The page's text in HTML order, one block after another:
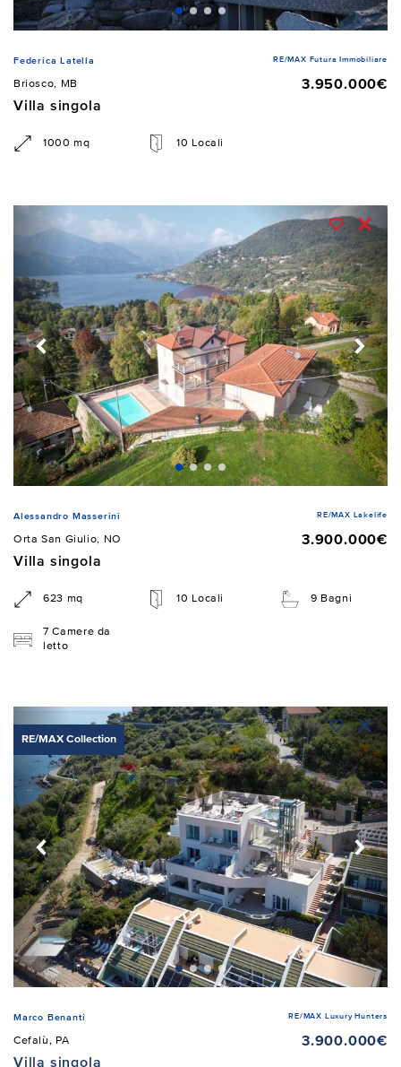
Federica Latella RE/MAX Futura Immobiliare
Briosco, MB
3.950.000€
Villa singola
1000 mq 10 Locali
Alessandro Masserini RE/MAX Lakelife
Orta San Giulio, NO
3.900.000€
Villa singola
623 mq 10 Locali 9 Bagni
7 Camere da
letto
RE/MAX Collection
Marco Benanti RE/MAX Luxury Hunters
Cefalù, PA
3.900.000€
Villa singola